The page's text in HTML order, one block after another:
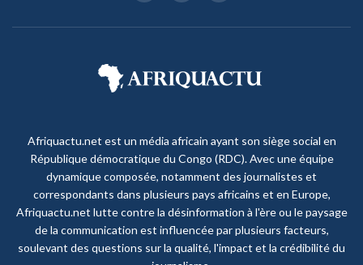
Afriquactu.net est un média africain ayant son siège social en
République démocratique du Congo (RDC). Avec une équipe
dynamique composée, notamment des journalistes et
correspondants dans plusieurs pays africains et en Europe,
Afriquactu.net lutte contre la désinformation à l'ère ou le paysage
de la communication est influencée par plusieurs facteurs,
soulevant des questions sur la qualité, l'impact et la crédibilité du